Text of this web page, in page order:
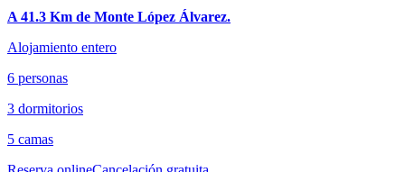
A 41.3 Km de Monte López Álvarez.
Alojamiento entero
6 personas
3 dormitorios
5 camas